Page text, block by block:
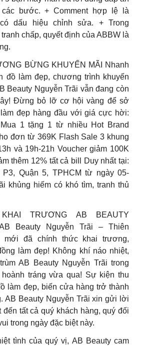
bước. + Comment hợp lệ là
dấu hiệu chỉnh sửa. + Trong
chấp, quyết định của ABBW là
BỪNG KHUYẾN MÃI Nhanh
đồ làm đẹp, chương trình khuyến
Beauty Nguyễn Trãi vẫn đang còn
Đừng bỏ lỡ cơ hội vàng để sở
đẹp hàng đầu với giá cực hời:
1 tặng 1 từ nhiều Hot Brand
đơn từ 369K Flash Sale 3 khung
và 19h-21h Voucher giảm 100K
thêm 12% tất cả bill Duy nhất tại:
P3, Quận 5, TPHCM từ ngày 05-
khủng hiếm có khó tìm, tranh thủ
TRƯƠNG AB BEAUTY
Beauty Nguyễn Trãi – Thiên
mới đã chính thức khai trương,
làm đẹp! Không khí náo nhiệt,
AB Beauty Nguyễn Trãi trong
tráng vừa qua! Sự kiện thu
làm đẹp, biến cửa hàng trở thành
AB Beauty Nguyễn Trãi xin gửi lời
đến tất cả quý khách hàng, quý đối
trong ngày đặc biệt này.
tình của quý vị, AB Beauty cam